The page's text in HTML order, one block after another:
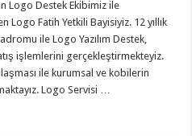
Logo Destek Ekibimiz ile
Fatih Yetkili Bayisiyiz. 12 yıllık
ile Logo Yazılım Destek,
işlemlerini gerçekleştirmekteyiz.
ile kurumsal ve kobilerin
Logo Servisi …